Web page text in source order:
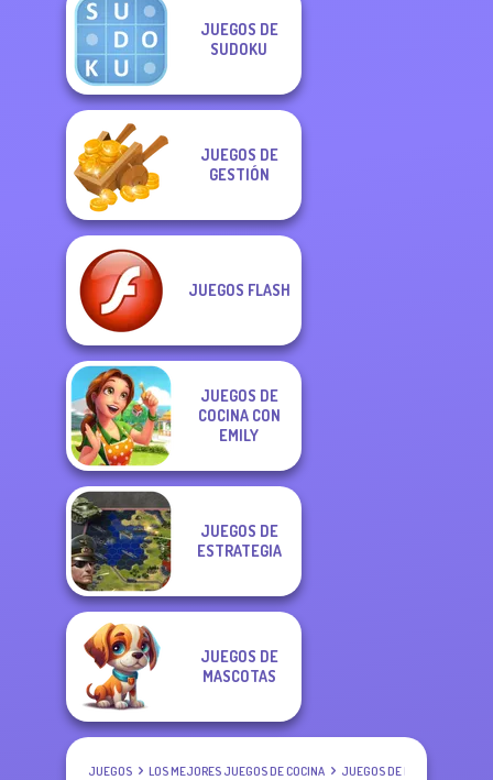
JUEGOS DE
SUDOKU
JUEGOS DE
GESTIÓN
JUEGOS FLASH
JUEGOS DE
COCINA CON
EMILY
JUEGOS DE
ESTRATEGIA
JUEGOS DE
MASCOTAS
JUEGOS LOS MEJORES JUEGOS DE COCINA JUEGOS DE HELADOS